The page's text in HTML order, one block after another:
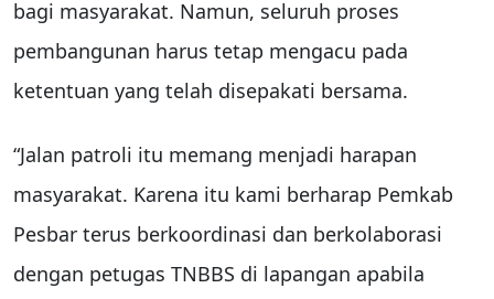
bagi masyarakat. Namun, seluruh proses
pembangunan harus tetap mengacu pada
ketentuan yang telah disepakati bersama.
“Jalan patroli itu memang menjadi harapan
masyarakat. Karena itu kami berharap Pemkab
Pesbar terus berkoordinasi dan berkolaborasi
dengan petugas TNBBS di lapangan apabila